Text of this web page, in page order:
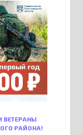
ВЕТЕРАНЫ
РАЙОНА!